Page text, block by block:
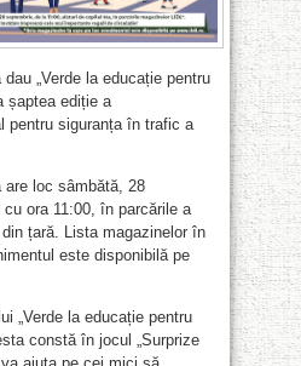
„Verde la educație pentru
șaptea ediție a
pentru siguranța în trafic a
are loc sâmbătă, 28
ora 11:00, în parcările a
țară. Lista magazinelor în
este disponibilă pe
„Verde la educație pentru
constă în jocul „Surprize